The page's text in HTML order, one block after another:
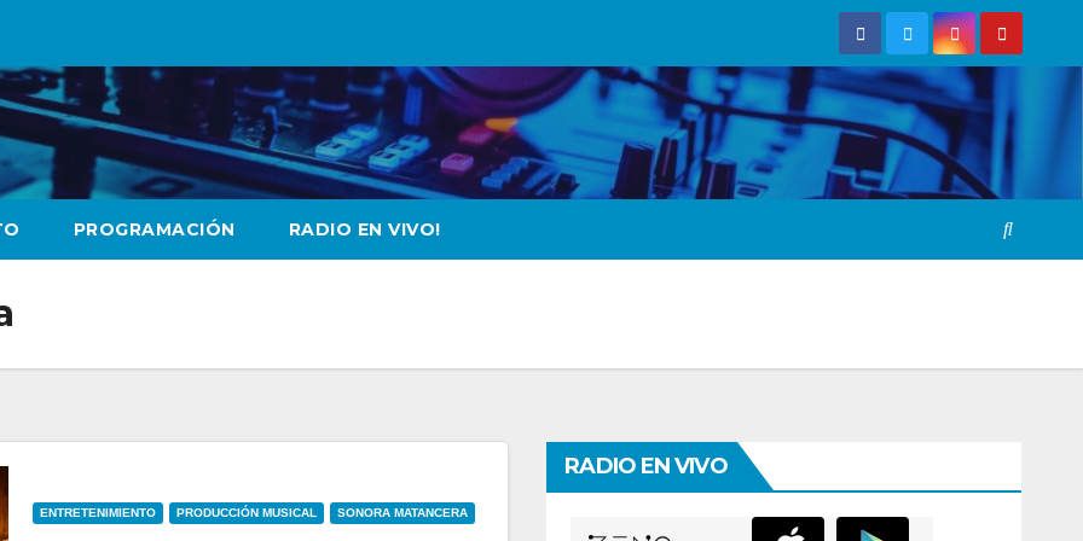
PROGRAMACIÓN RADIO EN VIVO!
ENTRETENIMIENTO PRODUCCIÓN MUSICAL SONORA MATANCERA
RADIO EN VIVO